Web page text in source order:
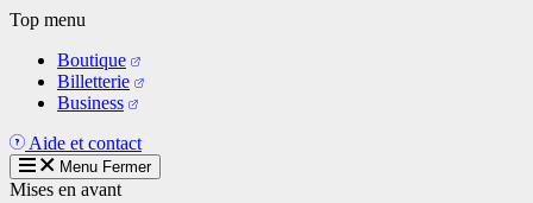
Aller
contenu
principal
Top menu
Boutique
Billetterie
Business
Aide et contact
Menu Fermer
Mises en avant